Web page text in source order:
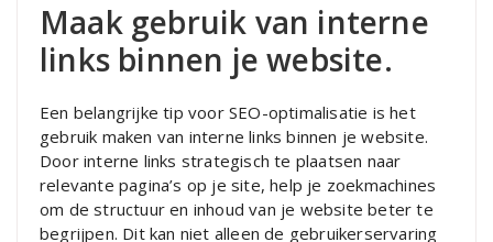
Maak gebruik van interne
links binnen je website.
Een belangrijke tip voor SEO-optimalisatie is het
gebruik maken van interne links binnen je website.
Door interne links strategisch te plaatsen naar
relevante pagina’s op je site, help je zoekmachines
om de structuur en inhoud van je website beter te
begrijpen. Dit kan niet alleen de gebruikerservaring